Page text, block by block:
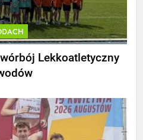
Lekkoatletyczny